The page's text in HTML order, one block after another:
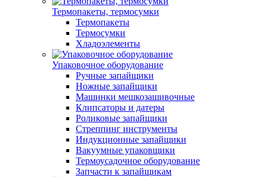
Термопакеты, термосумки
Термопакеты
Термосумки
Хладоэлементы
Упаковочное оборудование
Ручные запайщики
Ножные запайщики
Машинки мешкозашивочные
Клипсаторы и датеры
Роликовые запайщики
Стреппинг инструменты
Индукционные запайщики
Вакуумные упаковщики
Термоусадочное оборудование
Запчасти к запайщикам